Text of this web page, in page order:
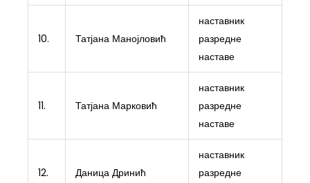
10. Татјана Манојловић
наставник
разредне
наставе
11. Татјана Марковић
наставник
разредне
наставе
12. Даница Дринић
наставник
разредне